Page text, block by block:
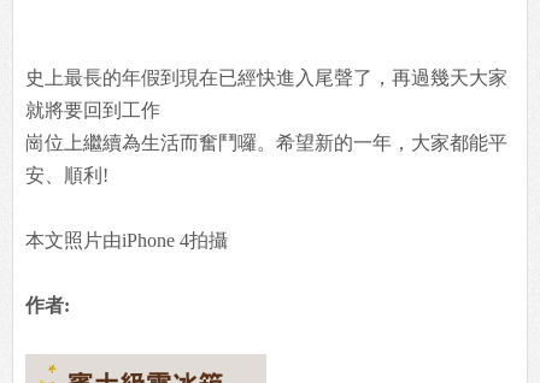
史上最長的年假到現在已經快進入尾聲了，再過幾天大家
就將要回到工作
崗位上繼續為生活而奮鬥囉。希望新的一年，大家都能平
安、順利!
本文照片由iPhone 4拍攝
作者: